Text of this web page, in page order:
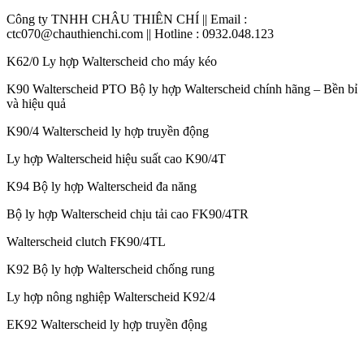
Công ty TNHH CHÂU THIÊN CHÍ || Email :
ctc070@chauthienchi.com || Hotline : 0932.048.123
K62/0 Ly hợp Walterscheid cho máy kéo
K90 Walterscheid PTO Bộ ly hợp Walterscheid chính hãng – Bền bỉ
và hiệu quả
K90/4 Walterscheid ly hợp truyền động
Ly hợp Walterscheid hiệu suất cao K90/4T
K94 Bộ ly hợp Walterscheid đa năng
Bộ ly hợp Walterscheid chịu tải cao FK90/4TR
Walterscheid clutch FK90/4TL
K92 Bộ ly hợp Walterscheid chống rung
Ly hợp nông nghiệp Walterscheid K92/4
EK92 Walterscheid ly hợp truyền động